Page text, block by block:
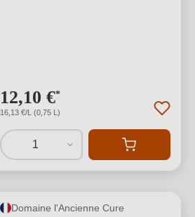
12,10 €*
16,13 €/L (0,75 L)
1
Domaine l'Ancienne Cure